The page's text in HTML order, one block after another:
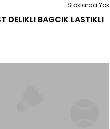
Stoklarda Yok
DELIKLI BAGCIK LASTIKLI